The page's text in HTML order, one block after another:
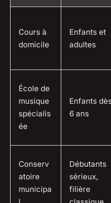
Cours à
domicile
Enfants et
adultes
École de
musique
spécialis
ée
Enfants
6 ans
Conserv
atoire
municipa
Débutants
sérieux,
filière